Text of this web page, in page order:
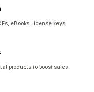
eBooks, license keys
products to boost sales